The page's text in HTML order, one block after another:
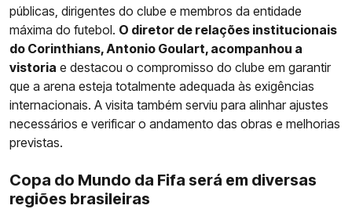
públicas, dirigentes do clube e membros da entidade
máxima do futebol. O diretor de relações institucionais
do Corinthians, Antonio Goulart, acompanhou a
vistoria e destacou o compromisso do clube em garantir
que a arena esteja totalmente adequada às exigências
internacionais. A visita também serviu para alinhar ajustes
necessários e verificar o andamento das obras e melhorias
previstas.
Copa do Mundo da Fifa será em diversas
regiões brasileiras